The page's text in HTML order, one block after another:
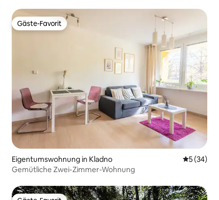
Gäste-Favorit
Gäste-Favorit
Eigentumswohnung in Kladno
5 (34)
Gemütliche Zwei-Zimmer-Wohnung